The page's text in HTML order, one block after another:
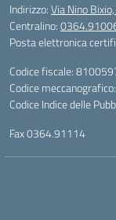
Indirizzo:Via Nino
Centralino:
Posta elettronica
Codice fiscale:
Codice meccanografico:
Codice Indice delle
Fax 0364.91114